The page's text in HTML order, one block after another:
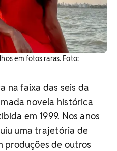
em fotos raras. Foto:
na faixa das seis da
novela histórica
em 1999. Nos anos
uma trajetória de
produções de outros